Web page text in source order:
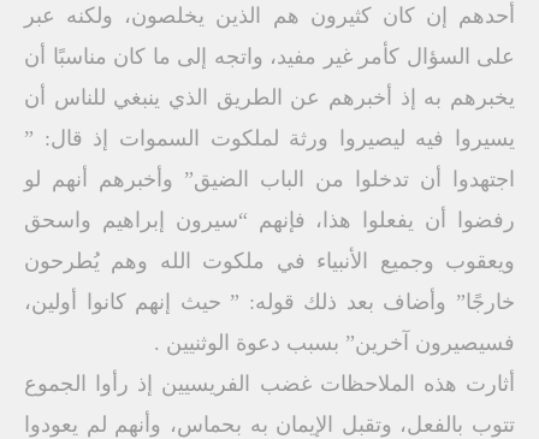
أحدهم إن كان كثيرون هم الذين يخلصون، ولكنه عبر
على السؤال كأمر غير مفيد، واتجه إلى ما كان مناسبًا أن
يخبرهم به إذ أخبرهم عن الطريق الذي ينبغي للناس أن
يسيروا فيه ليصيروا ورثة لملكوت السموات إذ قال: ”
اجتهدوا أن تدخلوا من الباب الضيق” وأخبرهم أنهم لو
رفضوا أن يفعلوا هذا، فإنهم “سيرون إبراهيم واسحق
ويعقوب وجميع الأنبياء في ملكوت الله وهم يُطرحون
خارجًا” وأضاف بعد ذلك قوله: ” حيث إنهم كانوا أولين،
فسيصيرون آخرين” بسبب دعوة الوثنيين .
أثارت هذه الملاحظات غضب الفريسيين إذ رأوا الجموع
تتوب بالفعل، وتقبل الإيمان به بحماس، وأنهم لم يعودوا